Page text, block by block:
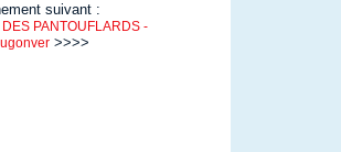
suivant :
PANTOUFLARDS -
>>>>